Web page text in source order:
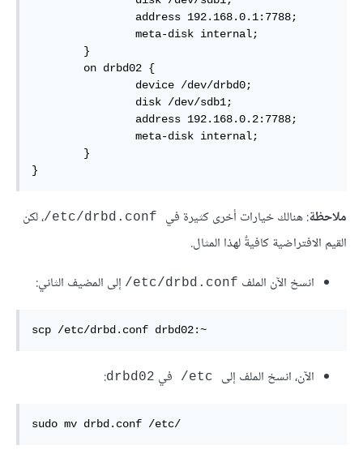
}
ملاحظة: هنالك خيارات أخرى كثيرة في
، لكن
القيم الافتراضية كافيةٌ لهذا المثال.
انسخ الآن الملف ‎ /etc/drbd.conf إلى المضيف الثاني:
scp /etc/drbd.conf drbd02:~
الآن، انسخ الملف إلى في drbd02
:
sudo mv drbd.conf /etc/